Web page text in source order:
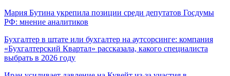
Мария Бутина укрепила позиции среди депутатов Госдумы
РФ: мнение аналитиков
Бухгалтер в штате или бухгалтер на аутсорсинге: компания
«Бухгалтерский Квартал» рассказала, какого специалиста
выбрать в 2026 году